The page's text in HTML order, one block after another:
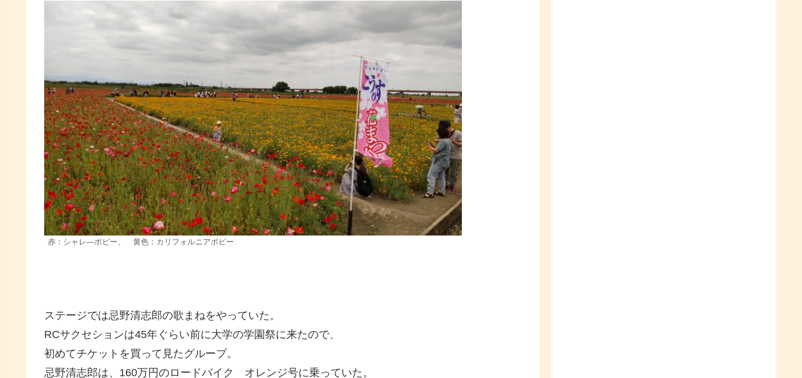
赤：シャレ―ポピー、 黄色：カリフォルニアポピー
ステージでは忌野清志郎の歌まねをやっていた。
RCサクセションは45年ぐらい前に大学の学園祭に来たので、
初めてチケットを買って見たグループ。
忌野清志郎は、160万円のロードバイク オレンジ号に乗っていた。